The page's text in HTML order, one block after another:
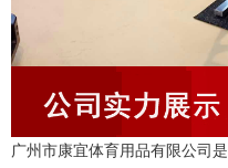
广州市康宜体育用品有限公司